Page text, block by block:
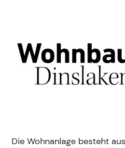
Die Wohnanlage besteht